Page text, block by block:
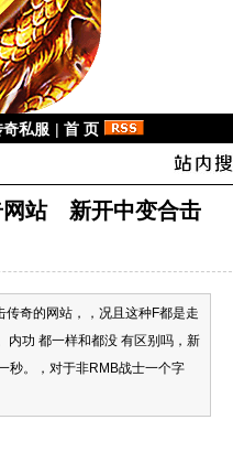
私服 | 首 页
网站 新开中变合击
奇的网站，，况且这种F都是走
内功 都一样和都没 有区别吗，新
秒。，对于非RMB战士一个字